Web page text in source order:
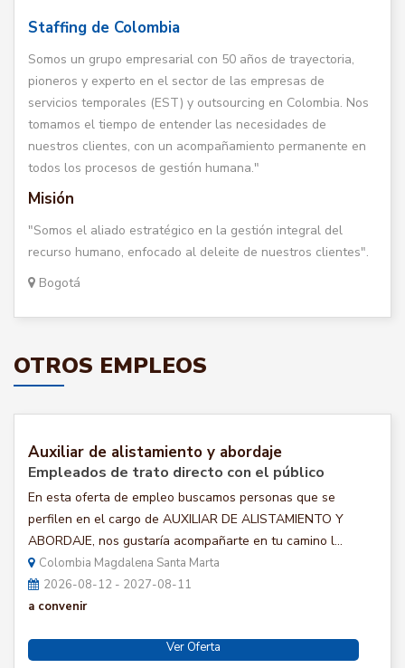
Staffing de Colombia
Somos un grupo empresarial con 50 años de trayectoria,
pioneros y experto en el sector de las empresas de
servicios temporales (EST) y outsourcing en Colombia. Nos
tomamos el tiempo de entender las necesidades de
nuestros clientes, con un acompañamiento permanente en
todos los procesos de gestión humana."
Misión
"Somos el aliado estratégico en la gestión integral del
recurso humano, enfocado al deleite de nuestros clientes".
Bogotá
OTROS EMPLEOS
Auxiliar de alistamiento y abordaje
Empleados de trato directo con el público
En esta oferta de empleo buscamos personas que se
perfilen en el cargo de AUXILIAR DE ALISTAMIENTO Y
ABORDAJE, nos gustaría acompañarte en tu camino l...
Colombia Magdalena Santa Marta
2026-08-12 - 2027-08-11
a convenir
Ver Oferta